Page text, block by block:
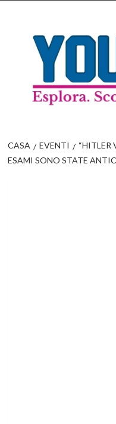
contenuto
CASA EVENTI
“HITLER
ESAMI SONO STATE